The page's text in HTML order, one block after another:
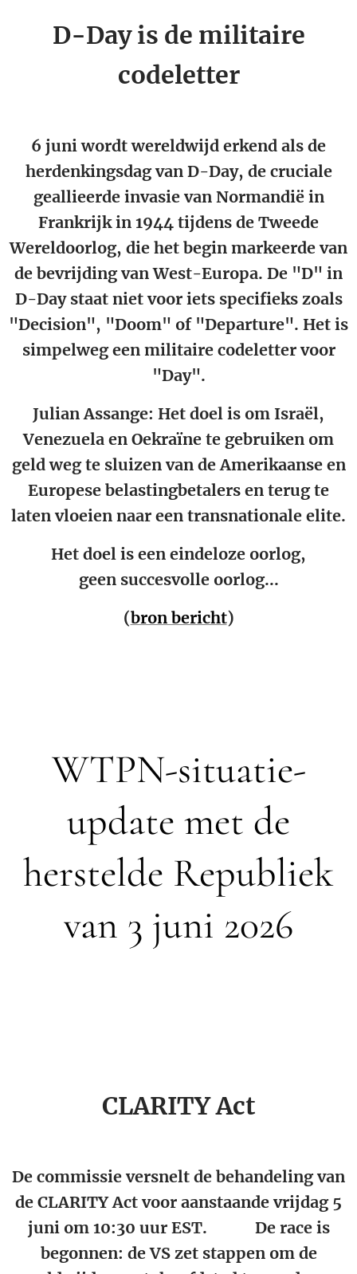
D-Day is de militaire
codeletter
6 juni wordt wereldwijd erkend als de
herdenkingsdag van D-Day, de cruciale
geallieerde invasie van Normandië in
Frankrijk in 1944 tijdens de Tweede
Wereldoorlog, die het begin markeerde van
de bevrijding van West-Europa. De "D" in
D-Day staat niet voor iets specifieks zoals
"Decision", "Doom" of "Departure". Het is
simpelweg een militaire codeletter voor
"Day".
Julian Assange: Het doel is om Israël,
Venezuela en Oekraïne te gebruiken om
geld weg te sluizen van de Amerikaanse en
Europese belastingbetalers en terug te
laten vloeien naar een transnationale elite.
Het doel is een eindeloze oorlog,
geen succesvolle oorlog...
(bron bericht)
WTPN-situatie-
update met de
herstelde Republiek
van 3 juni 2026
CLARITY Act
De commissie versnelt de behandeling van
de CLARITY Act voor aanstaande vrijdag 5
juni om 10:30 uur EST. 🏛️⏱️ De race is
begonnen: de VS zet stappen om de